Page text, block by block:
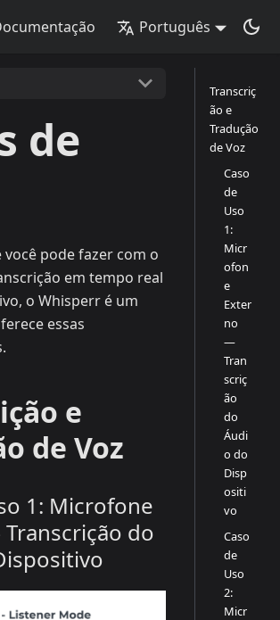
Português
de
você pode fazer com o
em tempo real
o Whisperr é um
essas
e
de Voz
1: Microfone
do
Transcriç
ão e
Tradução
de Voz
Caso
de
Uso
1:
Micr
ofon
e
Exter
no
—
Tran
scriç
ão
do
Áudi
o do
Disp
ositi
vo
Caso
de
Uso
2:
Micr